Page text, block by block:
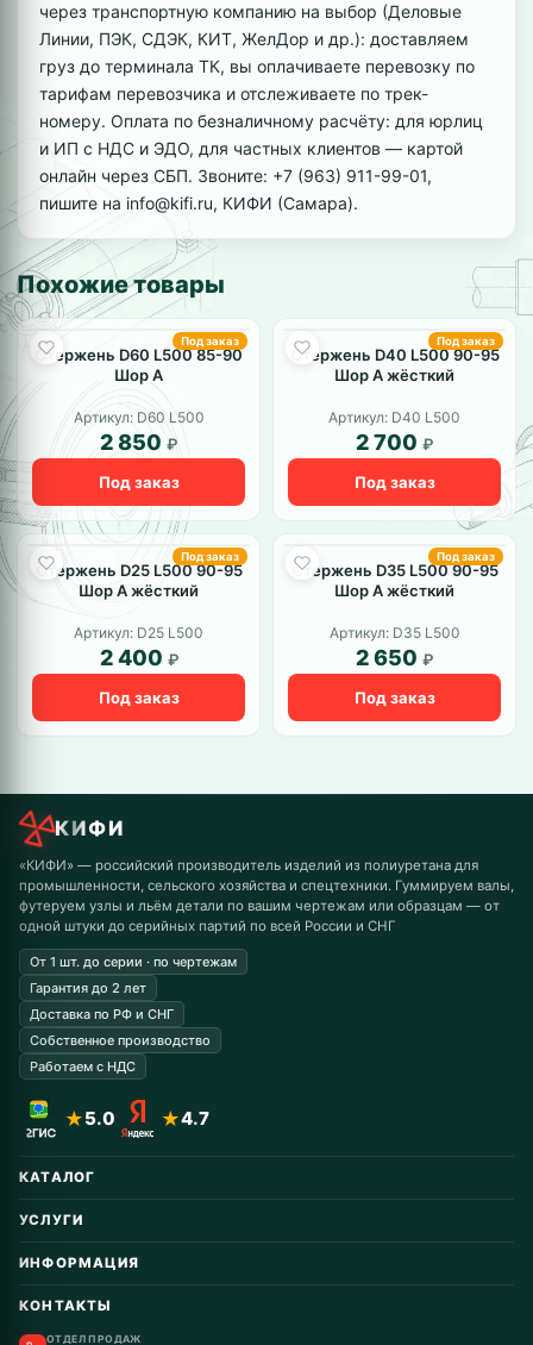
через транспортную компанию на выбор (Деловые
Линии, ПЭК, СДЭК, КИТ, ЖелДор и др.): доставляем
груз до терминала ТК, вы оплачиваете перевозку по
тарифам перевозчика и отслеживаете по трек-
номеру. Оплата по безналичному расчёту: для юрлиц
и ИП с НДС и ЭДО, для частных клиентов — картой
онлайн через СБП. Звоните: +7 (963) 911-99-01,
пишите на info@kifi.ru, КИФИ (Самара).
Похожие товары
Под заказ
Стержень D60 L500 85-90
Шор А
Артикул: D60 L500
2 850 ₽
Под заказ
Под заказ
Стержень D40 L500 90-95
Шор А жёсткий
Артикул: D40 L500
2 700 ₽
Под заказ
Под заказ
Стержень D25 L500 90-95
Шор А жёсткий
Артикул: D25 L500
2 400 ₽
Под заказ
Под заказ
Стержень D35 L500 90-95
Шор А жёсткий
Артикул: D35 L500
2 650 ₽
Под заказ
КИФИ
«КИФИ» — российский производитель изделий из полиуретана для
промышленности, сельского хозяйства и спецтехники. Гуммируем валы,
футеруем узлы и льём детали по вашим чертежам или образцам — от
одной штуки до серийных партий по всей России и СНГ
От 1 шт. до серии · по чертежам
Гарантия до 2 лет
Доставка по РФ и СНГ
Собственное производство
Работаем с НДС
★5.0 ★4.7
КАТАЛОГ
Автомобильные запчасти
Дорожная техника
Инструмент
УСЛУГИ
Восстановление колёс
Восстановление катков
Катки для с/х техники
Гуммирование валов и роликов
ИНФОРМАЦИЯ
Гарантия и возврат
КОНТАКТЫ
ОТДЕЛ ПРОДАЖ